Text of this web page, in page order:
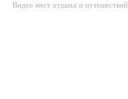
Видео мест отдыха и путешествий